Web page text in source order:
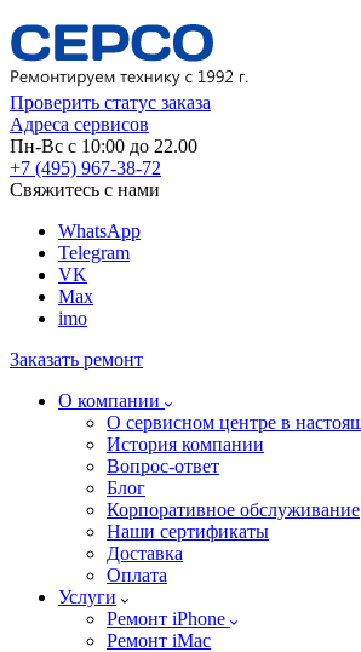
Проверить статус заказа
Адреса сервисов
Пн-Вс с 10:00 до 22.00
+7 (495) 967-38-72
Свяжитесь с нами
WhatsApp
Telegram
VK
Max
imo
Заказать ремонт
О компании
О сервисном центре в
История компании
Вопрос-ответ
Блог
Корпоративное обслуживание
Наши сертификаты
Доставка
Оплата
Услуги
Ремонт iPhone
Ремонт iMac